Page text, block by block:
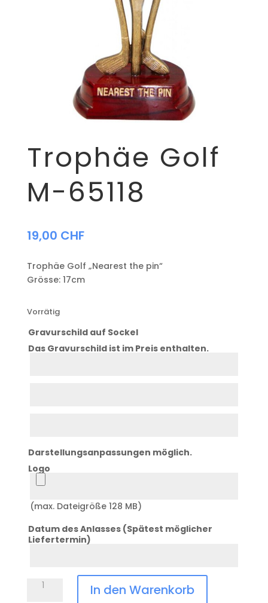
Trophäe Golf
M-65118
19,00 CHF
Trophäe Golf „Nearest the pin“
Grösse: 17cm
Vorrätig
Gravurschild auf Sockel
Das Gravurschild ist im Preis enthalten.
Darstellungsanpassungen möglich.
Logo
Logo
(max. Dateigröße 128 MB)
Datum des Anlasses (Spätest möglicher
Liefertermin)
Trophäe
In den Warenkorb